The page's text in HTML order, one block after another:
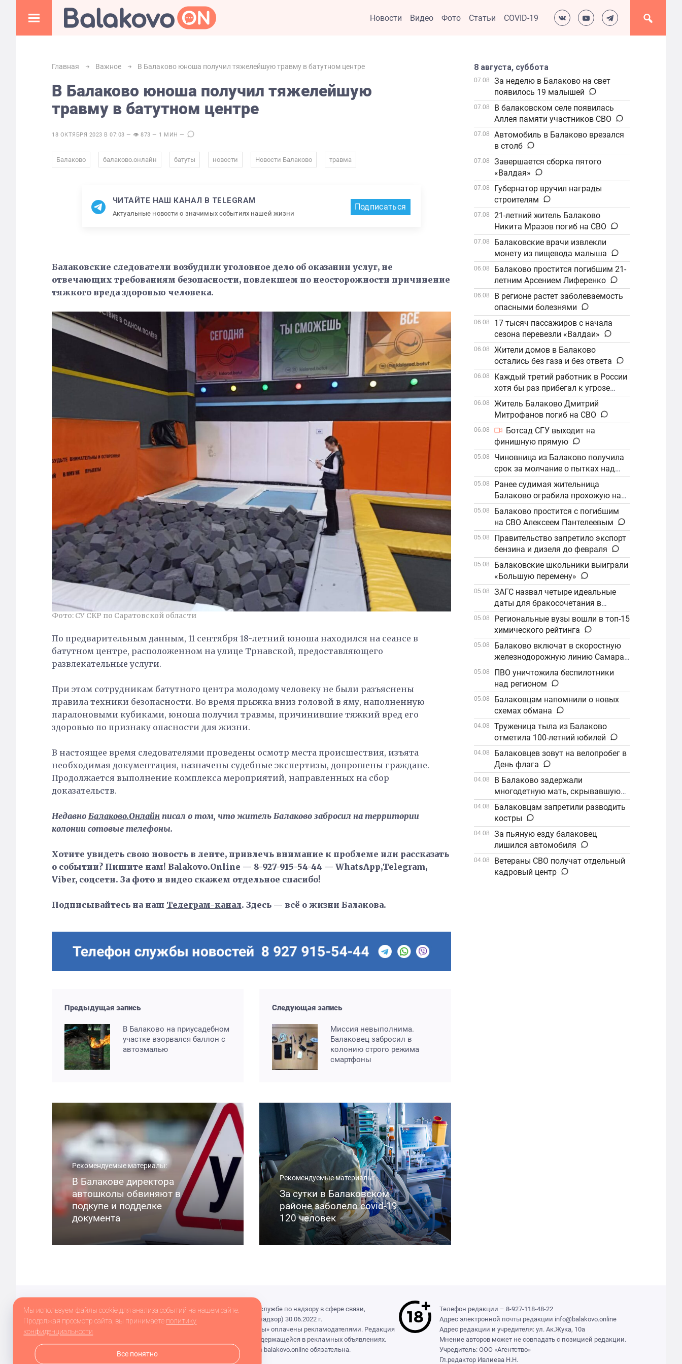
Новости Видео Фото Статьи COVID-19
Главная Важное В Балаково юноша получил тяжелейшую травму в батутном центре
В Балаково юноша получил тяжелейшую
травму в батутном центре
18 ОКТЯБРЯ 2023 В 07:03 — 👁 873 — 1 МИН —
Балаково балаково.онлайн батуты новости Новости Балаково травма
ЧИТАЙТЕ НАШ КАНАЛ В TELEGRAM
Актуальные новости о значимых событиях нашей жизни
Подписаться
Балаковские следователи возбудили уголовное дело об оказании услуг, не
отвечающих требованиям безопасности, повлекшем по неосторожности причинение
тяжкого вреда здоровью человека.
Фото: СУ СКР по Саратовской области
По предварительным данным, 11 сентября 18-летний юноша находился на сеансе в
батутном центре, расположенном на улице Трнавской, предоставляющего
развлекательные услуги.
При этом сотрудникам батутного центра молодому человеку не были разъяснены
правила техники безопасности. Во время прыжка вниз головой в яму, наполненную
паралоновыми кубиками, юноша получил травмы, причинившие тяжкий вред его
здоровью по признаку опасности для жизни.
В настоящее время следователями проведены осмотр места происшествия, изъята
необходимая документация, назначены судебные экспертизы, допрошены граждане.
Продолжается выполнение комплекса мероприятий, направленных на сбор
доказательств.
Недавно Балаково.Онлайн писал о том, что житель Балаково забросил на территории
колонии сотовые телефоны.
Хотите увидеть свою новость в ленте, привлечь внимание к проблеме или рассказать
о событии? Пишите нам! Balakovo.Online — 8-927-915-54-44 — WhatsApp,Telegram,
Viber, соцсети. За фото и видео скажем отдельное спасибо!
Подписывайтесь на наш Телеграм-канал. Здесь — всё о жизни Балакова.
Предыдущая запись
В Балаково на приусадебном
участке взорвался баллон с
автоэмалью
Следующая запись
Миссия невыполнима.
Балаковец забросил в
колонию строго режима
смартфоны
Рекомендуемые материалы:
В Балакове директора
автошколы обвиняют в
подкупе и подделке
документа
Рекомендуемые материалы:
За сутки в Балаковском
районе заболело covid-19
120 человек
8 августа, суббота
07.08
За неделю в Балаково на свет
появилось 19 малышей
07.08
В балаковском селе появилась
Аллея памяти участников СВО
07.08
Автомобиль в Балаково врезался
в столб
07.08
Завершается сборка пятого
«Валдая»
07.08
Губернатор вручил награды
строителям
07.08
21-летний житель Балаково
Никита Мразов погиб на СВО
07.08
Балаковские врачи извлекли
монету из пищевода малыша
06.08
Балаково простится погибшим 21-
летним Арсением Лиференко
06.08
В регионе растет заболеваемость
опасными болезнями
06.08
17 тысяч пассажиров с начала
сезона перевезли «Валдаи»
06.08
Жители домов в Балаково
остались без газа и без ответа
06.08
Каждый третий работник в России
хотя бы раз прибегал к угрозе
увольнения
06.08
Житель Балаково Дмитрий
Митрофанов погиб на СВО
06.08
Ботсад СГУ выходит на
финишную прямую
05.08
Чиновница из Балаково получила
срок за молчание о пытках над
детьми
05.08
Ранее судимая жительница
Балаково ограбила прохожую на
улице
05.08
Балаково простится с погибшим
на СВО Алексеем Пантелеевым
05.08
Правительство запретило экспорт
бензина и дизеля до февраля
05.08
Балаковские школьники выиграли
«Большую перемену»
05.08
ЗАГС назвал четыре идеальные
даты для бракосочетания в
сентябре
05.08
Региональные вузы вошли в топ-15
химического рейтинга
05.08
Балаково включат в скоростную
железнодорожную линию Самара–
Саратов
05.08
ПВО уничтожила беспилотники
над регионом
05.08
Балаковцам напомнили о новых
схемах обмана
04.08
Труженица тыла из Балаково
отметила 100-летний юбилей
04.08
Балаковцев зовут на велопробег в
День флага
04.08
В Балаково задержали
многодетную мать, скрывавшуюся
от алиментов
04.08
Балаковцам запретили разводить
костры
04.08
За пьяную езду балаковец
лишился автомобиля
04.08
Ветераны СВО получат отдельный
кадровый центр
Сетевое издание balakovo.online зарегистрировано в Федеральной службе по надзору в сфере связи,
информационных технологий и массовых коммуникаций (Роскомнадзор) 30.06.2022 г.
Публикации с пометкой «На правах рекламы», «Партнёры», «Выборы» оплачены рекламодателями. Редакция
сайта не несёт ответственности за достоверность информации, содержащейся в рекламных объявлениях.
При полном или частичном использовании материалов ссылка на balakovo.online обязательна.
Телефон редакции – 8-927-118-48-22
Адрес электронной почты редакции info@balakovo.online
Адрес редакции и учредителя: ул. Ак.Жука, 10а
Мнение авторов может не совпадать с позицией редакции.
Учредитель: ООО «Агентство»
Гл.редактор Ивлиева Н.Н.
Мы используем файлы cookie для анализа событий на нашем сайте.
Продолжая просмотр сайта, вы принимаете политику
конфиденциальности
Все понятно